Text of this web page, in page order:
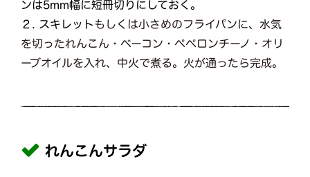
ンは5mm幅に短冊切りにしておく。
２. スキレットもしくは小さめのフライパンに、水気
を切ったれんこん・ベーコン・ペペロンチーノ・オリ
ーブオイルを入れ、中火で煮る。火が通ったら完成。
れんこんサラダ